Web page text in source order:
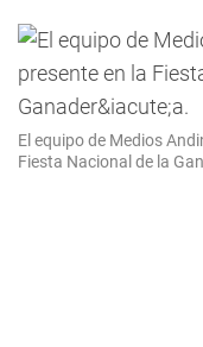
El equipo de Medios
Fiesta Nacional de la